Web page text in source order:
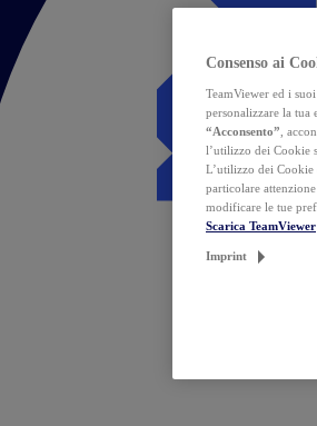
Consenso ai
TeamViewer ed i
personalizzare la tua
“Acconsento” ,
l’utilizzo dei Cookie
L’utilizzo dei Cookie
particolare
modificare le tue
Scarica TeamViewer
Imprint